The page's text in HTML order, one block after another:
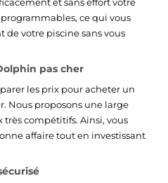
ce qui vous
votre piscine sans vous
pas cher
les prix pour acheter un
Nous proposons une large
compétitifs. Ainsi, vous
affaire tout en investissant